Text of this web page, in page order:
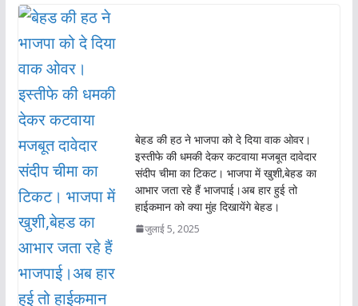
o
o
k
A
p
बेहड की हठ ने भाजपा को दे दिया वाक ओवर।
इस्तीफे की धमकी देकर कटवाया मजबूत दावेदार
संदीप चीमा का टिकट। भाजपा में खुशी,बेहड का
आभार जता रहे हैं भाजपाई।अब हार हुई तो
हाईकमान को क्या मुंह दिखायेंगे बेहड।
जुलाई 5, 2025